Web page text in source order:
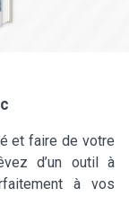
et faire de votre
d’un outil à
à vos